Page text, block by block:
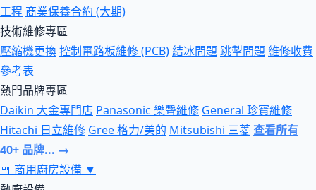
工程 商業保養合約 (大期)
技術維修專區
壓縮機更換控制電路板維修 (PCB)結冰問題跳掣問題維修收費
參考表
熱門品牌專區
Daikin 大金專門店 Panasonic 樂聲維修 General 珍寶維修
Hitachi 日立維修 Gree 格力/美的 Mitsubishi 三菱查看所有
40+ 品牌... →
🍴 商用廚房設備 ▼